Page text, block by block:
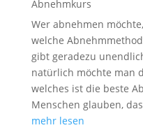
Abnehmkurs
Wer abnehmen
welche
gibt geradezu
natürlich möchte man
welches ist die beste
Menschen glauben,
mehr lesen